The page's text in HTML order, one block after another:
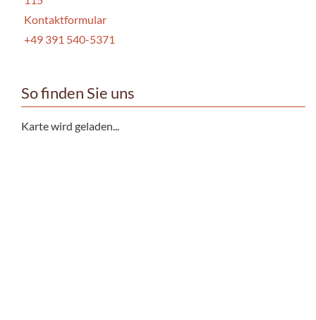
Kontaktformular
+49 391 540-5371
So finden Sie uns
Karte wird geladen...